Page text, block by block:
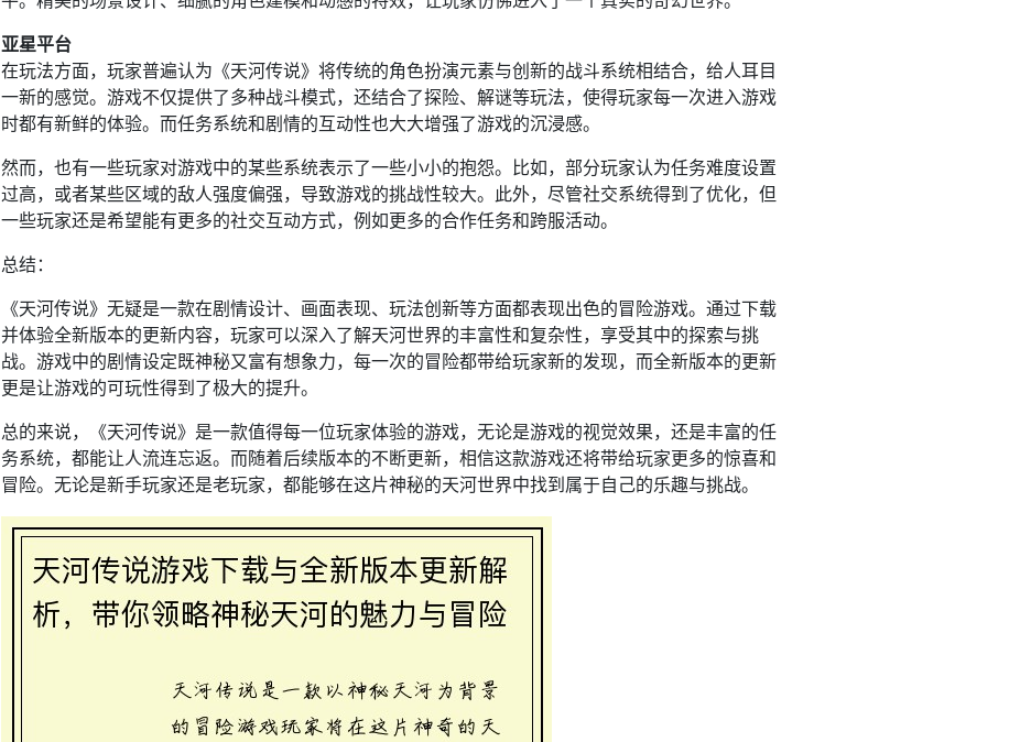
亚星平台
在玩法方面，玩家普遍认为《天河传说》将传统的角色扮演元素与创新的战斗系统相结合，给人耳目
一新的感觉。游戏不仅提供了多种战斗模式，还结合了探险、解谜等玩法，使得玩家每一次进入游戏
时都有新鲜的体验。而任务系统和剧情的互动性也大大增强了游戏的沉浸感。
然而，也有一些玩家对游戏中的某些系统表示了一些小小的抱怨。比如，部分玩家认为任务难度设置
过高，或者某些区域的敌人强度偏强，导致游戏的挑战性较大。此外，尽管社交系统得到了优化，但
一些玩家还是希望能有更多的社交互动方式，例如更多的合作任务和跨服活动。
总结：
《天河传说》无疑是一款在剧情设计、画面表现、玩法创新等方面都表现出色的冒险游戏。通过下载
并体验全新版本的更新内容，玩家可以深入了解天河世界的丰富性和复杂性，享受其中的探索与挑
战。游戏中的剧情设定既神秘又富有想象力，每一次的冒险都带给玩家新的发现，而全新版本的更新
更是让游戏的可玩性得到了极大的提升。
总的来说，《天河传说》是一款值得每一位玩家体验的游戏，无论是游戏的视觉效果，还是丰富的任
务系统，都能让人流连忘返。而随着后续版本的不断更新，相信这款游戏还将带给玩家更多的惊喜和
冒险。无论是新手玩家还是老玩家，都能够在这片神秘的天河世界中找到属于自己的乐趣与挑战。